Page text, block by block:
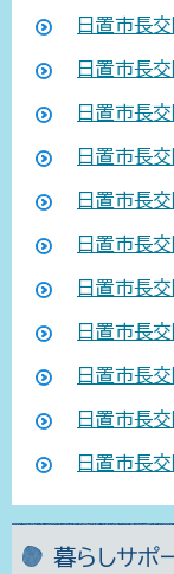
日置市長
日置市長
日置市長
日置市長
日置市長
日置市長
日置市長
日置市長
日置市長
日置市長
日置市長
暮らしサポ